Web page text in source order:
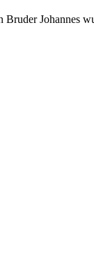
Johannes